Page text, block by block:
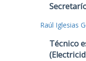
Raúl Iglesias
Técnico